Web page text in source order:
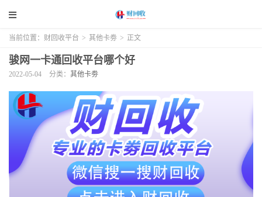
当前位置： 财回收平台 > 其他卡劵 > 正文
骏网一卡通回收平台哪个好
2022-05-04 分类： 其他卡劵